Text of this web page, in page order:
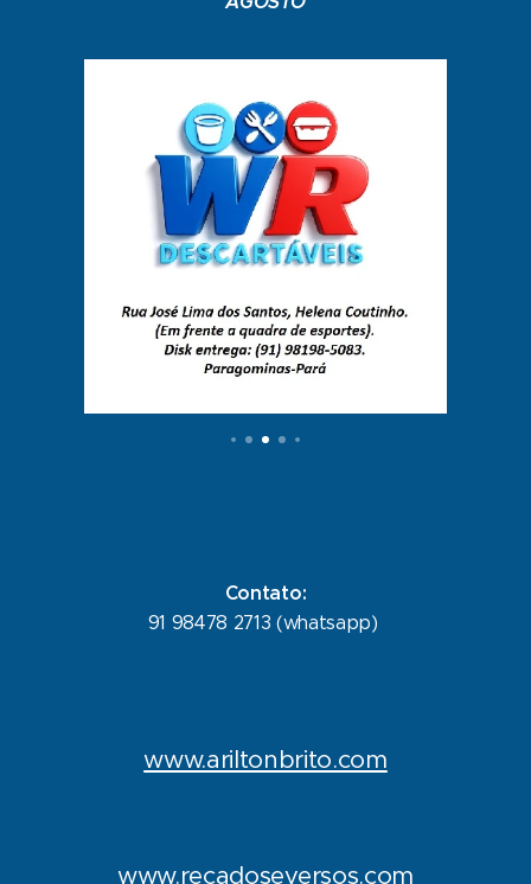
Contato:
91 98478 2713 (whatsapp)
www.ariltonbrito.com
www.recadoseversos.com